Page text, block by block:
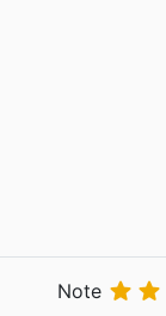
Note  